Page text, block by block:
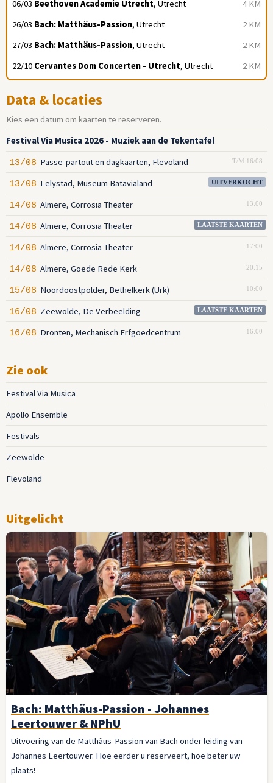
4 KM
06/03 Beethoven Academie Utrecht, Utrecht
2 KM
26/03 Bach: Matthäus-Passion, Utrecht
2 KM
27/03 Bach: Matthäus-Passion, Utrecht
2 KM
22/10 Cervantes Dom Concerten - Utrecht, Utrecht
Data & locaties
Kies een datum om kaarten te reserveren.
Festival Via Musica 2026 - Muziek aan de Tekentafel
T/M 16/08
13/08 Passe-partout en dagkaarten, Flevoland
UITVERKOCHT
13/08 Lelystad, Museum Batavialand
13:00
14/08 Almere, Corrosia Theater
LAATSTE KAARTEN
14/08 Almere, Corrosia Theater
17:00
14/08 Almere, Corrosia Theater
20:15
14/08 Almere, Goede Rede Kerk
10:00
15/08 Noordoostpolder, Bethelkerk (Urk)
LAATSTE KAARTEN
16/08 Zeewolde, De Verbeelding
16:00
16/08 Dronten, Mechanisch Erfgoedcentrum
Zie ook
Festival Via Musica
Apollo Ensemble
Festivals
Zeewolde
Flevoland
Uitgelicht
Bach: Matthäus-Passion - Johannes
Leertouwer & NPhU
Uitvoering van de Matthäus-Passion van Bach onder leiding van
Johannes Leertouwer. Hoe eerder u reserveert, hoe beter uw
plaats!